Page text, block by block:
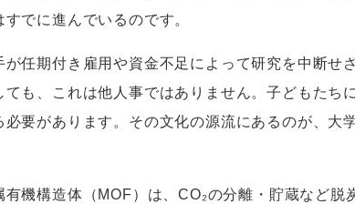
でに進んでいるのです。
任期付き雇用や資金不足によって研究を中断せ
も、これは他人事ではありません。子どもたち
要があります。その文化の源流にあるのが、大
機構造体（ MOF）は、CO₂の分離・貯蔵など脱